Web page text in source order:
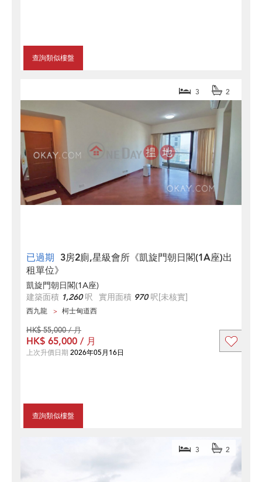
查詢類似樓盤
已過期 3房2廁,星級會所《凱旋門朝日閣(1A座)出
租單位》
3 2
凱旋門朝日閣(1A座)
建築面積 1,260呎 實用面積 970呎[未核實]
西九龍 柯士甸道西
查詢類似樓盤
HK$ 55,000 / 月
HK$ 65,000 / 月
上次升價日期 2026年05月16日
3 2